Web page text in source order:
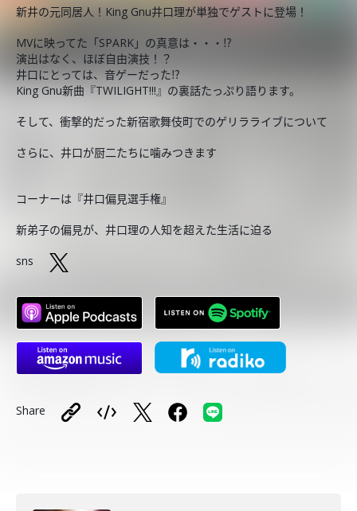
新井の元同居人！King Gnu井口理が単独でゲストに登場！
MVに映ってた「SPARK」の真意は・・・⁉
演出はなく、ほぼ自由演技！？
井口にとっては、音ゲーだった⁉
King Gnu新曲『TWILIGHT!!!』の裏話たっぷり語ります。
そして、衝撃的だった新宿歌舞伎町でのゲリラライブについて
さらに、井口が厨二たちに噛みつきます
コーナーは『井口偏見選手権』
新弟子の偏見が、井口理の人知を超えた生活に迫る
sns
Share